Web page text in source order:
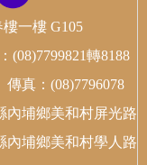
一樓 G105
(08)7799821轉8188
傳真：(08)7796078
內埔鄉美和村屏光路
內埔鄉美和村學人路